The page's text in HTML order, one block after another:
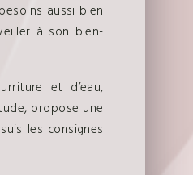
aussi bien
à son bien-
et d’eau,
propose une
les consignes